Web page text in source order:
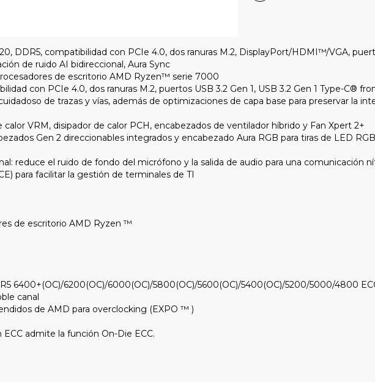
DDR5, compatibilidad con PCIe 4.0, dos ranuras M.2, DisplayPort/HDMI™/VGA,
de ruido AI bidireccional, Aura Sync
de escritorio AMD Ryzen™ serie 7000
con PCIe 4.0, dos ranuras M.2, puertos USB 3.2 Gen 1, USB 3.2 Gen 1 Type-C®
de trazas y vías, además de optimizaciones de capa base para preservar la
VRM, disipador de calor PCH, encabezados de ventilador híbrido y Fan Xpert 2+
Gen 2 direccionables integrados y encabezado Aura RGB para tiras de LED
reduce el ruido de fondo del micrófono y la salida de audio para una comunicación
para facilitar la gestión de terminales de TI
de escritorio AMD Ryzen ™
6400+(OC)/6200(OC)/6000(OC)/5800(OC)/5600(OC)/5400(OC)/5200/5000/4800
canal
de AMD para overclocking (EXPO ™ )
admite la función On-Die ECC.